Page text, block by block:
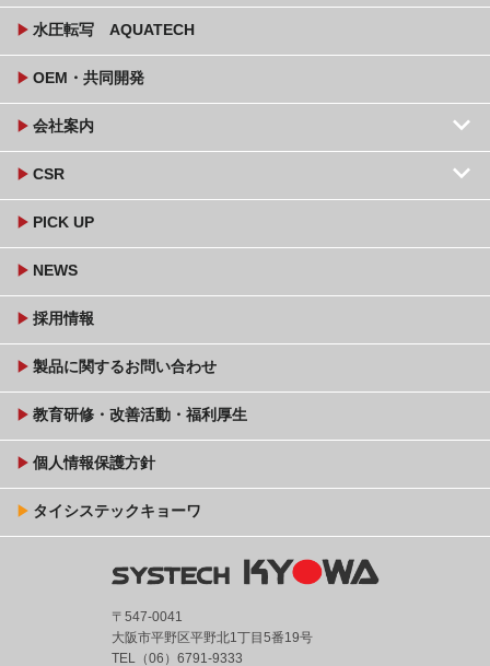
play_arrow 水圧転写 AQUATECH
play_arrow OEM・共同開発
play_arrow 会社案内 keyboard_arrow_down
play_arrow CSR keyboard_arrow_down
play_arrow PICK UP
play_arrow NEWS
play_arrow 採用情報
play_arrow 製品に関するお問い合わせ
play_arrow 教育研修・改善活動・福利厚生
play_arrow 個人情報保護方針
play_arrow タイシステックキョーワ
〒547-0041
大阪市平野区平野北1丁目5番19号
TEL（06）6791-9333